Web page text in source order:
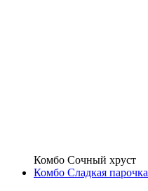
Комбо Сочный хруст
Комбо Сладкая парочка